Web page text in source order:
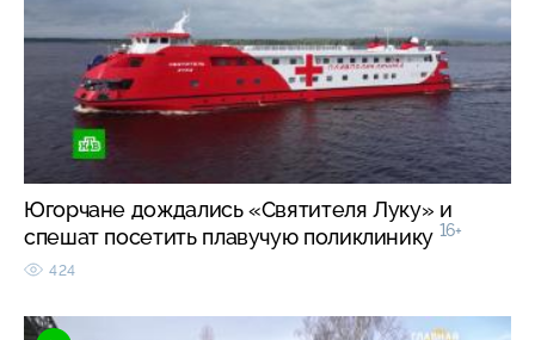
Югорчане дождались «Святителя Луку» и
спешат посетить плавучую поликлинику 16+
424